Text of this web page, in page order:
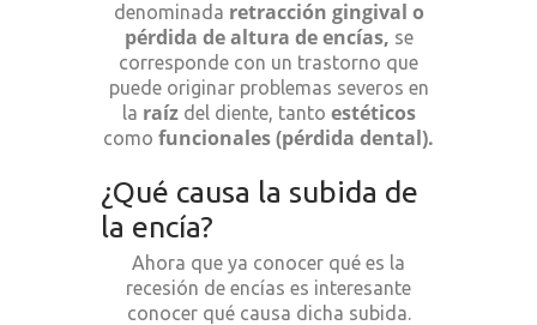
denominada retracción gingival o
pérdida de altura de encías, se
corresponde con un trastorno que
puede originar problemas severos en
la raíz del diente, tanto estéticos
como funcionales (pérdida dental).
¿Qué causa la subida de
la encía?
Ahora que ya conocer qué es la
recesión de encías es interesante
conocer qué causa dicha subida.